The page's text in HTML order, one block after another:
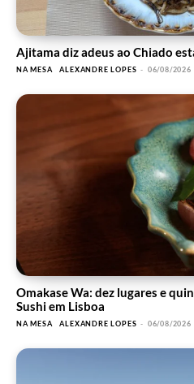
Ajitama diz adeus ao Chiado
NA MESA ALEXANDRE LOPES - 06/08/2026
Omakase Wa: dez lugares e
Sushi em Lisboa
NA MESA ALEXANDRE LOPES - 06/08/2026